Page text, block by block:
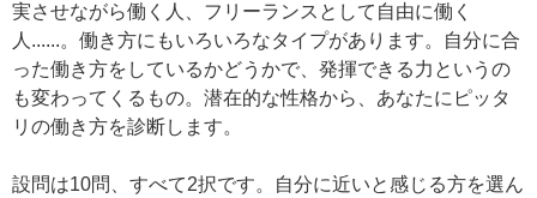
実させながら働く人、フリーランスとして自由に働く
人......。働き方にもいろいろなタイプがあります。自分に合
った働き方をしているかどうかで、発揮できる力というの
も変わってくるもの。潜在的な性格から、あなたにピッタ
リの働き方を診断します。
設問は10問、すべて2択です。自分に近いと感じる方を選ん